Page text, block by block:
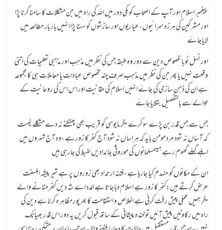
پیغمبر اسلام اور آپ کے اصحاب کو مکی دور میں اللہ کی راہ میں جن مشکلات کا سامنا کرنا پڑا
اور مشرکین کی ہرزہ سرائیوں،عیاریوں اور سازشوں کو سہنا پڑا انہیں بار بار مطالعہ میں
لایاجاۓ
اور نسل نو بالخصوص دین سے دور وہ طبقہ جس کی نظر میں مذہب اور مذہبی تعلیمات کی اتنی
وقعت نہیں یا پھر جن کی نظر میں مذہب صرف چند مخصوص عبادات یا معاملات ہی کا مجموعہ
ہے ان کی ذہن سازی کی جاۓ انہیں اسلام کی حقانیت اور اس اس کی روحانیت کے
حوالے سے بالتفصیل بتلایاجاۓ
جس سے جس قدر بن پڑے سو کرے مگر مایوسی کو قریب بھی پھٹکنے نہ دے مشکلے نیست
کہ آساں نہ شود مرد مومن باید کہ ہراساں نہ شود آج کفر کا زور ہے ،وہ آج شہروں میں
اہلے گہلے گھوم رہے ہیںمسلمانوں کی موروثی جائدادیں ضبط کی جارہی ہیں
ان کے مکانوں کو منہدم کیا جارہا ہے ،فتنہ ارتداد بھی زوروں پر ہے شیر پیشہ اہلسنت
عرض کرتے ہیں:کفر کا زور ہے اسلام دباجاتا ہے المدد اے شہ دیں کفر مٹانے والے
مگر ہمیں عملی پیش رفت کرنی ہے اخلاص و استقامت کا بھرپور مظاہرہ کرنا ہے دین کی
راہ میں رکاوٹیں پیش آئیں تو خندہ پیشانی کے ساتھ قبول کریں یہ دور اس قدر بھیانک